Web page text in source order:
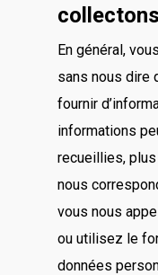
En général,
sans nous dire
fournir
informations
recueillies,
nous
vous nous
ou utilisez le
données